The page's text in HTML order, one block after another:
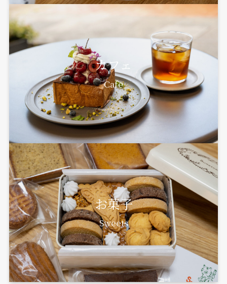
カフェ
Cafe
お菓子
Sweets